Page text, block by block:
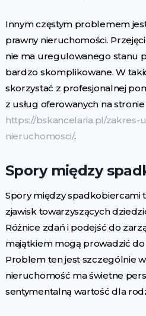
Innym częstym problemem
prawny nieruchomości.
nie ma uregulowanego stanu
bardzo skomplikowane. W
skorzystać z profesjonalnej
z usług oferowanych na stronie
https://bskancelaria.pl/zakres-
nieruchomosci/.
Spory między
Spory między spadkobiercami
zjawisk towarzyszących
Różnice zdań i podejść do
majątkiem mogą prowadzić
Problem ten jest szczególnie
nieruchomość ma świetne
sentymentalną wartość dla